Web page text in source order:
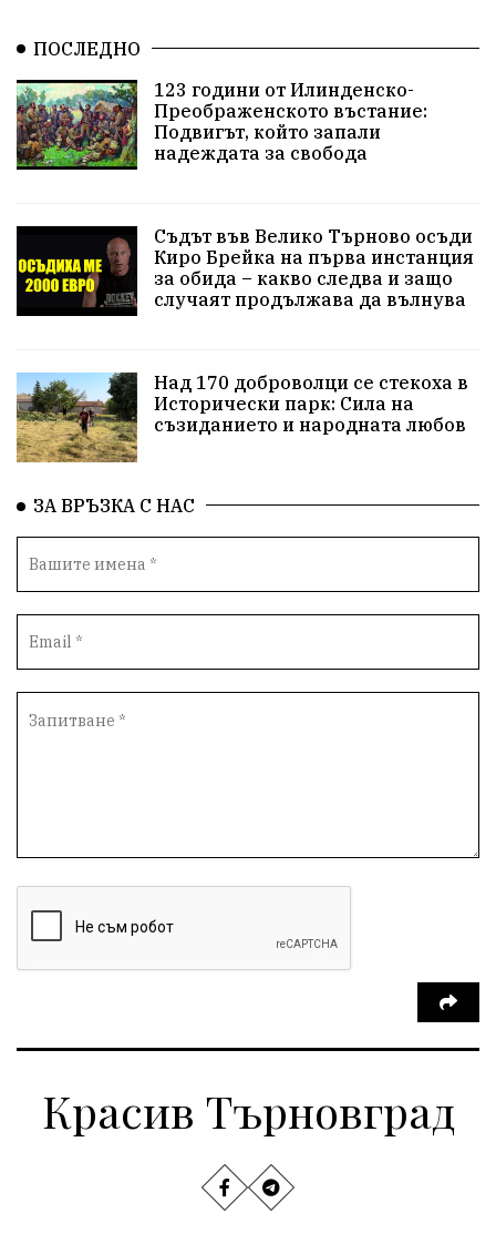
ПОСЛЕДНО
123 години от Илинденско-
Преображенското въстание:
Подвигът, който запали
надеждата за свобода
Съдът във Велико Търново осъди
Киро Брейка на първа инстанция
за обида – какво следва и защо
случаят продължава да вълнува
Над 170 доброволци се стекоха в
Исторически парк: Сила на
съзиданието и народната любов
ЗА ВРЪЗКА С НАС
Красив Търновград